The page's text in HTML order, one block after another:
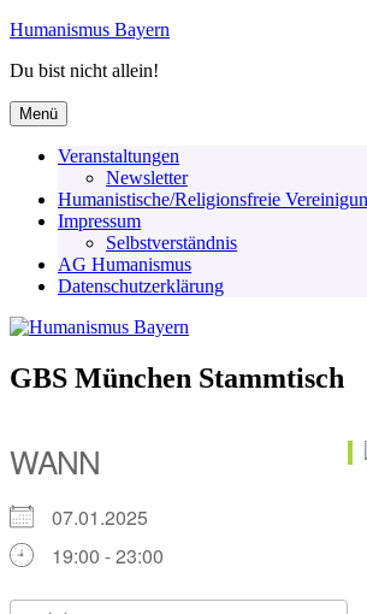
Zum
springen
Humanismus Bayern
Du bist nicht allein!
Menü
Veranstaltungen
Newsletter
Humanistische/Religionsfreie
Impressum
Selbstverständnis
AG Humanismus
Datenschutzerklärung
GBS München Stammtisch
WANN
07.01.2025
19:00 - 23:00